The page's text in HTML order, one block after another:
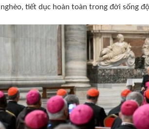
tiết dục hoàn toàn trong đời sống